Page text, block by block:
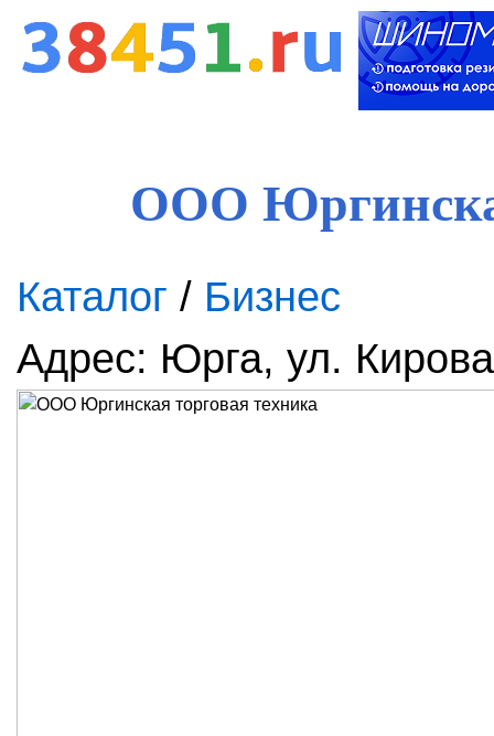
ООО
Каталог / Бизнес
Адрес: Юрга, ул.